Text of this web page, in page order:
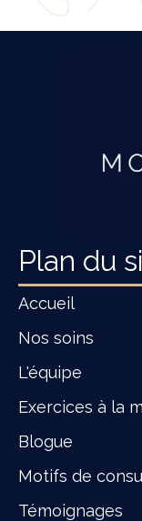
Plan du
Accueil
Nos soins
L'équipe
Exercices à la
Blogue
Motifs de
Témoignages